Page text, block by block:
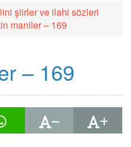
şiirler ve ilahi sözleri
maniler – 169
– 169